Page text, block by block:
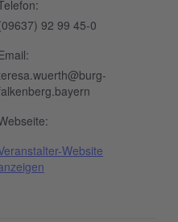
92 99 45-0
Website